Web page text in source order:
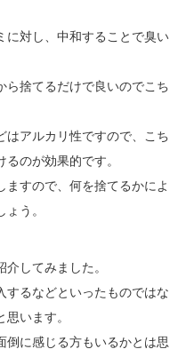
に対し、中和することで臭い
ら捨てるだけで良いのでこち
はアルカリ性ですので、こち
のが効果的です。
ますので、何を捨てるかによ
う。
してみました。
するなどといったものではな
います。
倒に感じる方もいるかとは思